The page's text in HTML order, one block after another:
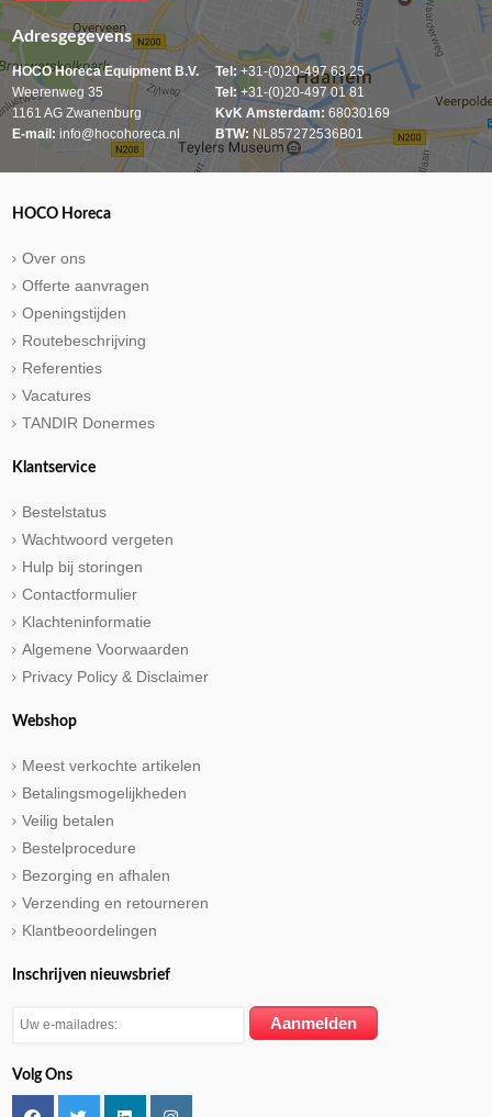
Adresgegevens
HOCO Horeca Equipment B.V.
Weerenweg 35
1161 AG Zwanenburg
E-mail: info@hocohoreca.nl
Tel:+31-(0)20-497 63 25
Tel:+31-(0)20-497 01 81
KvK Amsterdam: 68030169
BTW: NL857272536B01
HOCO Horeca
Over ons
Offerte aanvragen
Openingstijden
Routebeschrijving
Referenties
Vacatures
TANDIR Donermes
Klantservice
Bestelstatus
Wachtwoord vergeten
Hulp bij storingen
Contactformulier
Klachteninformatie
Algemene Voorwaarden
Privacy Policy & Disclaimer
Webshop
Meest verkochte artikelen
Betalingsmogelijkheden
Veilig betalen
Bestelprocedure
Bezorging en afhalen
Verzending en retourneren
Klantbeoordelingen
Inschrijven nieuwsbrief
Volg Ons